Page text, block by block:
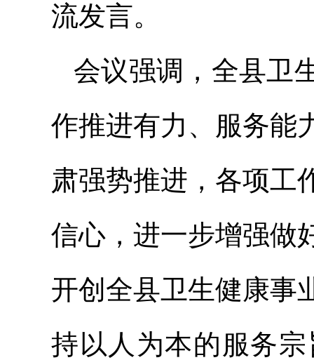
流发言。
会议强调，全县卫
作推进有力、服务能
肃强势推进，各项工
信心，进一步增强做
开创全县卫生健康事
持以人为本的服务